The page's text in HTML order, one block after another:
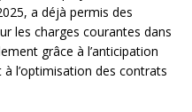
a déjà permis des
les charges courantes dans
grâce à l’anticipation
l’optimisation des contrats